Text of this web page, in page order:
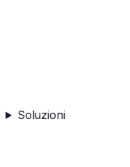
Soluzioni